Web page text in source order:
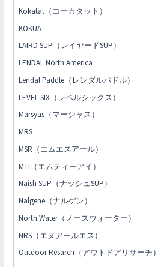
Kokatat（コーカタット）
KOKUA
LAIRD SUP（レイヤードSUP）
LENDAL North America
Lendal Paddle（レンダルパドル）
LEVEL SIX（レベルシックス）
Marsyas（マーシャス）
MRS
MSR（エムエスアール）
MTI（エムティーアイ）
Naish SUP（ナッシュSUP）
Nalgene（ナルゲン）
North Water（ノースウォーター）
NRS（エヌアールエス）
Outdoor Resarch（アウトドアリサーチ）